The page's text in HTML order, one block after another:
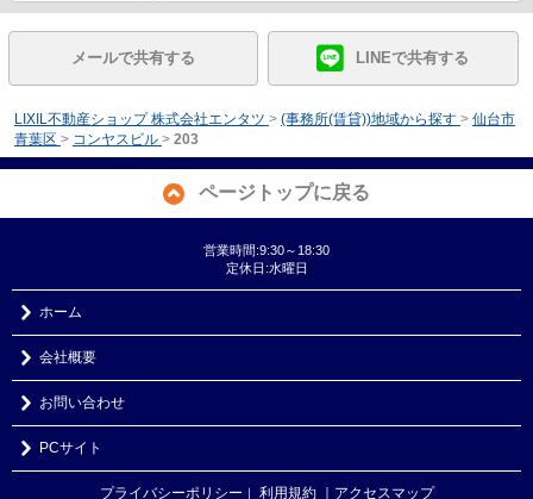
メールで共有する LINEで共有する
LIXIL不動産ショップ 株式会社エンタツ > (事務所(賃貸))地域から探す > 仙台市
青葉区 > コンヤスビル > 203
ページトップに戻る
営業時間:9:30～18:30
定休日:水曜日
ホーム
会社概要
お問い合わせ
PCサイト
プライバシーポリシー ｜ 利用規約 ｜アクセスマップ